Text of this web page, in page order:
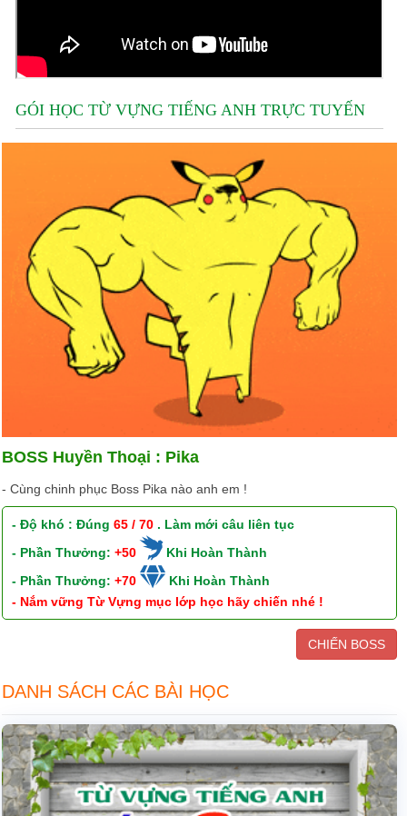
GÓI HỌC TỪ VỰNG TIẾNG ANH TRỰC TUYẾN
BOSS Huyền Thoại : Pika
- Cùng chinh phục Boss Pika nào anh em !
- Độ khó : Đúng65 / 70 . Làm mới câu liên tục
- Phần Thưởng:+50
Khi Hoàn Thành
- Phần Thưởng:+70
Khi Hoàn Thành
- Nắm vững Từ Vựng mục lớp học hãy chiến nhé !
CHIẾN BOSS
DANH SÁCH CÁC BÀI HỌC